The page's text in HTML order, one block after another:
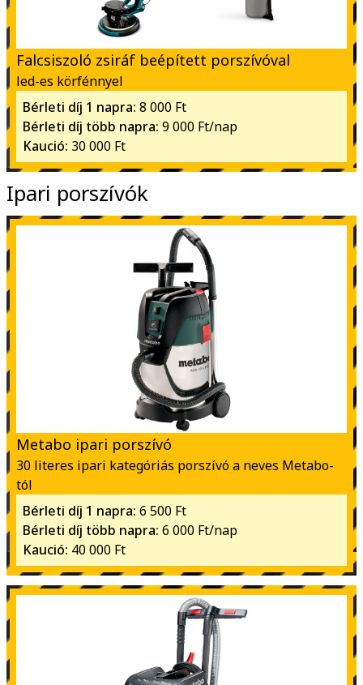
Falcsiszoló zsiráf beépített porszívóval
led-es körfénnyel
Bérleti díj 1 napra: 8 000 Ft
Bérleti díj több napra: 9 000 Ft/nap
Kaució: 30 000 Ft
Ipari porszívók
Metabo ipari porszívó
30 literes ipari kategóriás porszívó a neves Metabo-
tól
Bérleti díj 1 napra: 6 500 Ft
Bérleti díj több napra: 6 000 Ft/nap
Kaució: 40 000 Ft